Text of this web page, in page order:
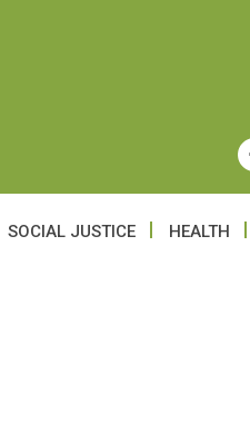
SOCIAL JUSTICE HEALTH